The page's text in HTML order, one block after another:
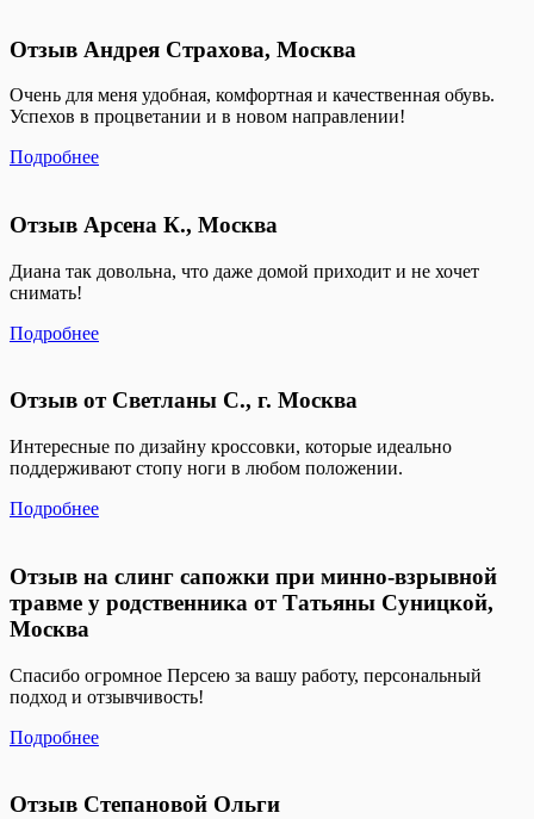
Отзыв Андрея Страхова, Москва
Очень для меня удобная, комфортная и качественная обувь.
Успехов в процветании и в новом направлении!
Подробнее
Отзыв Арсена К., Москва
Диана так довольна, что даже домой приходит и не хочет
снимать!
Подробнее
Отзыв от Светланы С., г. Москва
Интересные по дизайну кроссовки, которые идеально
поддерживают стопу ноги в любом положении.
Подробнее
Отзыв на слинг сапожки при минно-взрывной
травме у родственника от Татьяны Суницкой,
Москва
Спасибо огромное Персею за вашу работу, персональный
подход и отзывчивость!
Подробнее
Отзыв Степановой Ольги